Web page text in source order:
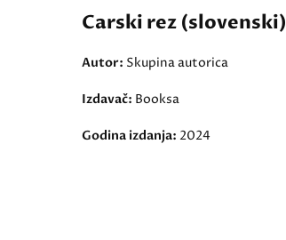
Carski rez (slovenski)
Autor: Skupina autorica
Izdavač: Booksa
Godina izdanja: 2024